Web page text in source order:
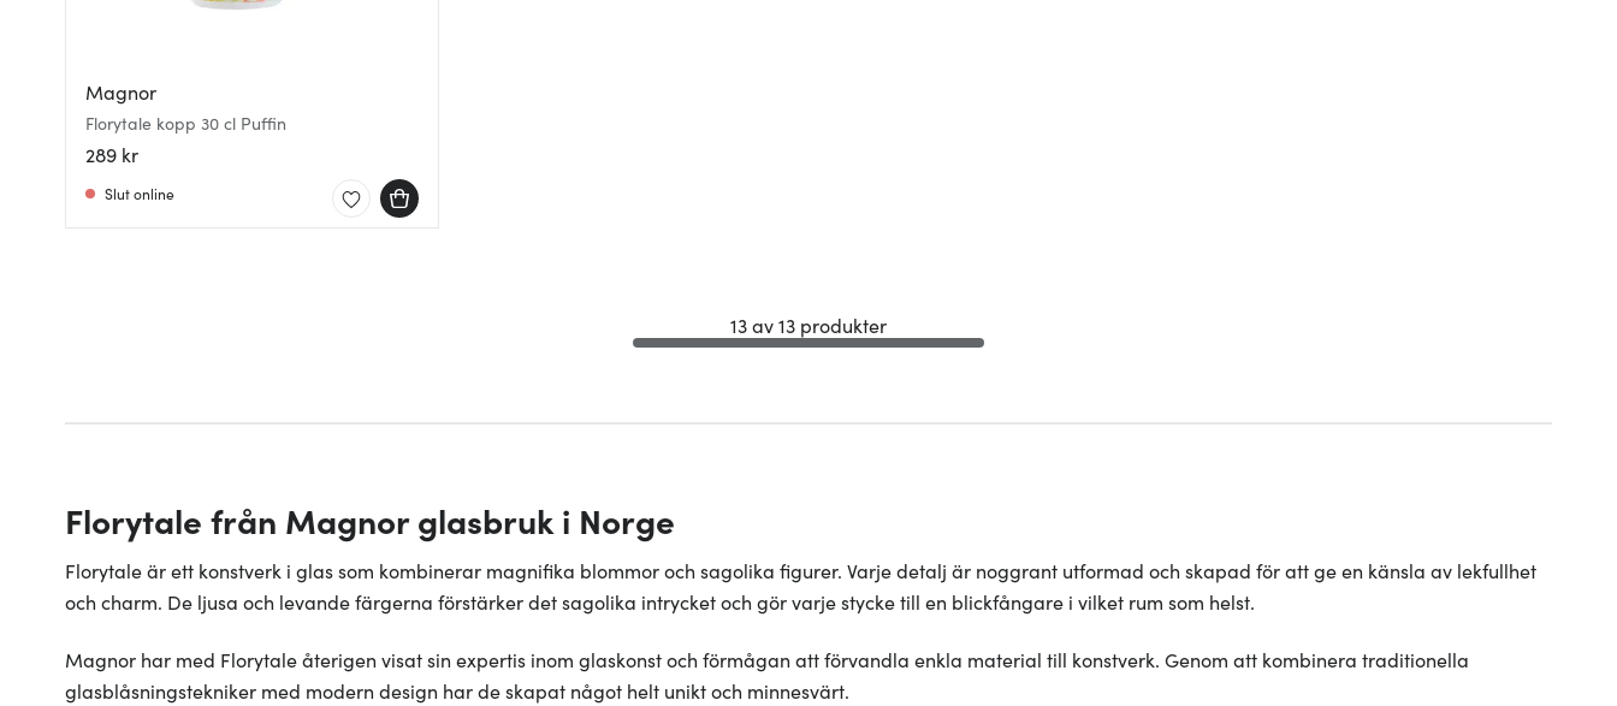
Magnor
Florytale kopp 30 cl Puffin
289 kr
Slut online
13 av 13 produkter
Florytale från Magnor glasbruk i Norge
Florytale är ett konstverk i glas som kombinerar magnifika blommor och sagolika figurer. Varje detalj är noggrant utformad och skapad för att ge en känsla av lekfullhet
och charm. De ljusa och levande färgerna förstärker det sagolika intrycket och gör varje stycke till en blickfångare i vilket rum som helst.
Magnor har med Florytale återigen visat sin expertis inom glaskonst och förmågan att förvandla enkla material till konstverk. Genom att kombinera traditionella
glasblåsningstekniker med modern design har de skapat något helt unikt och minnesvärt.